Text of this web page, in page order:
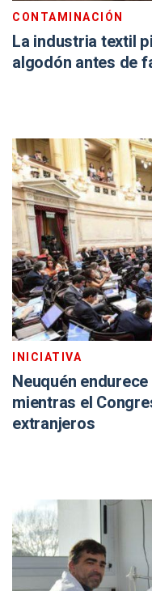
CONTAMINACIÓN
La industria textil
algodón antes de
INICIATIVA
Neuquén
mientras el
extranjeros